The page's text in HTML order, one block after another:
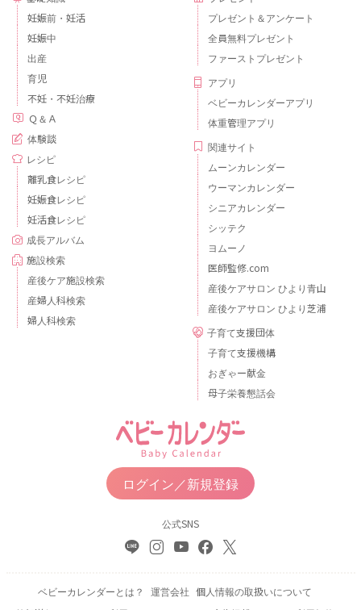
妊娠前・妊活
妊娠中
出産
育児
不妊・不妊治療
Ｑ＆Ａ
体験談
レシピ
離乳食レシピ
妊娠食レシピ
妊活食レシピ
成長アルバム
施設検索
産後ケア施設検索
産婦人科検索
婦人科検索
プレゼント＆アンケート
全員無料プレゼント
ファーストプレゼント
アプリ
ベビーカレンダーアプリ
体重管理アプリ
関連サイト
ムーンカレンダー
ウーマンカレンダー
シニアカレンダー
シッテク
ヨムーノ
医師監修.com
産後ケアサロン ひより青山
産後ケアサロン ひより芝浦
子育て支援団体
子育て支援機構
おぎゃー献金
母子栄養懇話会
ログイン／新規登録
公式SNS
ベビーカレンダーとは？ 運営会社 個人情報の取扱いについて